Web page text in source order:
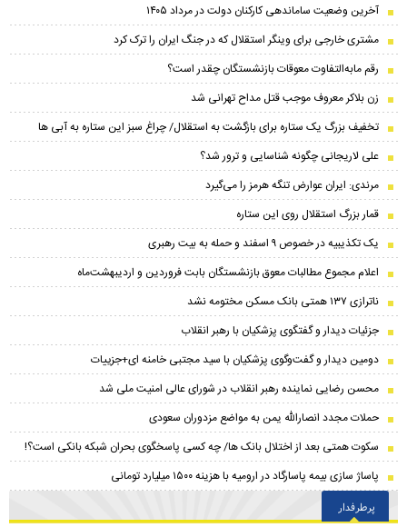
آخرین وضعیت ساماندهی کارکنان دولت در مرداد ۱۴۰۵
مشتری خارجی برای وینگر استقلال که در جنگ ایران را ترک کرد
رقم مابه‌التفاوت معوقات بازنشستگان چقدر است؟
زن بلاکر معروف موجب قتل مداح تهرانی شد
تخفیف بزرگ یک ستاره برای بازگشت به استقلال/ چراغ سبز این ستاره به آبی ها
علی لاریجانی چگونه شناسایی و ترور شد؟
مرندی: ایران عوارض تنگه هرمز را می‌گیرد
قمار بزرگ استقلال روی این ستاره
یک تکذیبیه در خصوص ۹ اسفند و حمله به بیت رهبری
اعلام مجموع مطالبات معوق بازنشستگان بابت فروردین و اردیبهشت‌ماه
ناترازی ۱۳۷ همتی بانک مسکن مختومه نشد
جزئیات دیدار و گفتگوی پزشکیان با رهبر انقلاب
دومین دیدار و گفت‌وگوی پزشکیان با سید مجتبی خامنه ای+جزییات
محسن رضایی نماینده رهبر انقلاب در شورای عالی امنیت ملی شد
حملات مجدد انصارالله یمن به مواضع مزدوران سعودی
سکوت همتی بعد از اختلال بانک ها/ چه کسی پاسخگوی بحران شبکه بانکی است؟!
پاساژ سازی بیمه پاسارگاد در ارومیه با هزینه ۱۵۰۰ میلیارد تومانی
پرطرفدار